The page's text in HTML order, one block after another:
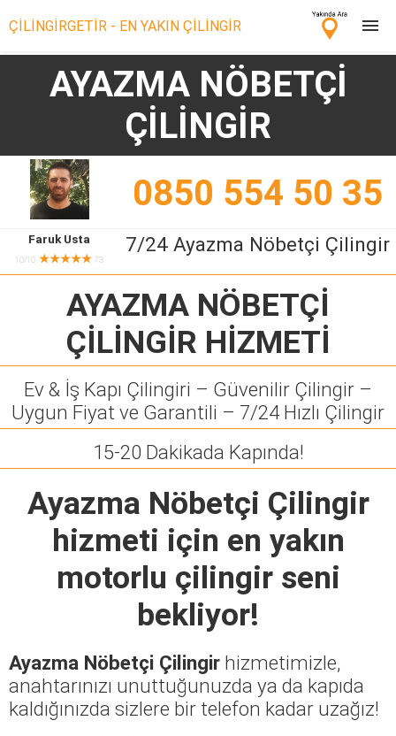
ÇİLİNGİRGETİR - EN YAKIN ÇİLİNGİR
Çilingir Ara
Çilingir misin? Bize Katıl!
AYAZMA NÖBETÇİ
ÇİLİNGİR
0850 554 50 35
Faruk Usta
10/10 ★★★★★73
7/24 Ayazma Nöbetçi Çilingir
AYAZMA NÖBETÇİ
ÇİLİNGİR HİZMETİ
Ev & İş Kapı Çilingiri – Güvenilir Çilingir –
Uygun Fiyat ve Garantili – 7/24 Hızlı Çilingir
15-20 Dakikada Kapında!
Ayazma Nöbetçi Çilingir
hizmeti için en yakın
motorlu çilingir seni
bekliyor!
Ayazma Nöbetçi Çilingir hizmetimizle,
anahtarınızı unuttuğunuzda ya da kapıda
kaldığınızda sizlere bir telefon kadar uzağız!